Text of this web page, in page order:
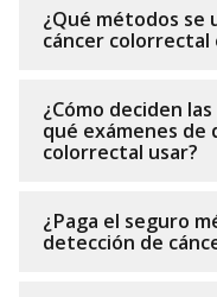
¿Qué métodos se
cáncer colorrectal
¿Cómo deciden
qué exámenes de
colorrectal usar?
¿Paga el seguro
detección de